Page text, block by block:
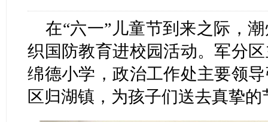
在“六一”儿童节到来之际，
织国防教育进校园活动。军分
绵德小学，政治工作处主要领
区归湖镇，为孩子们送去真挚